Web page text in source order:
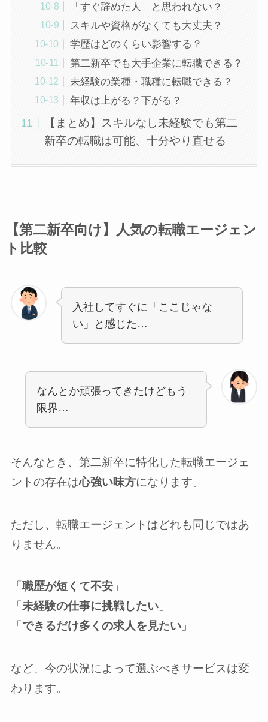
「すぐ辞めた人」と思われない？
スキルや資格がなくても大丈夫？
学歴はどのくらい影響する？
第二新卒でも大手企業に転職できる？
未経験の業種・職種に転職できる？
年収は上がる？下がる？
【まとめ】スキルなし未経験でも第二
新卒の転職は可能、十分やり直せる
【第二新卒向け】人気の転職エージェン
ト比較
入社してすぐに「ここじゃな
い」と感じた…
なんとか頑張ってきたけどもう
限界…
そんなとき、第二新卒に特化した転職エージェ
ントの存在は心強い味方になります。
ただし、転職エージェントはどれも同じではあ
りません。
「 職歴が短くて不安」
「 未経験の仕事に挑戦したい」
「 できるだけ多くの求人を見たい」
など、今の状況によって選ぶべきサービスは変
わります。